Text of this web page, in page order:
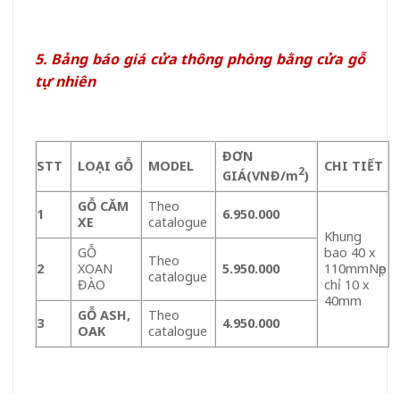
5. Bảng báo giá cửa thông phòng bằng cửa gỗ
tự nhiên
STT LOẠI GỖ MODEL
ĐƠN
GIÁ(VNĐ/m2)
CHI TIẾT
1
GỖ CĂM
XE
Theo
catalogue
6.950.000
Khung
bao 40 x
110mmNẹp
chỉ 10 x
40mm
2
GỖ
XOAN
ĐÀO
Theo
catalogue
5.950.000
3
GỖ ASH,
OAK
Theo
catalogue
4.950.000